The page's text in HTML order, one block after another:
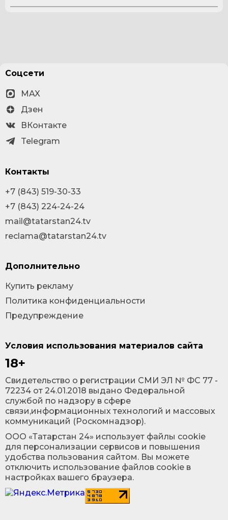
Условия использования материалов сайта
18+
Cвидетельство о регистрации СМИ ЭЛ № ФС 77 -
72234 от 24.01.2018 выдано Федеральной
службой по надзору в сфере
связи,информационных технологий и массовых
коммуникаций (Роскомнадзор).
ООО «Татарстан 24» использует файлы cookie
для персонализации сервисов и повышения
удобства пользования сайтом. Вы можете
отключить использование файлов cookie в
настройках вашего браузера.
Соцсети
MAX
Дзен
ВКонтакте
Telegram
Контакты
+7 (843) 519-30-33
+7 (843) 224-24-24
mail@tatarstan24.tv
reclama@tatarstan24.tv
Дополнительно
Купить рекламу
Политика конфиденциальности
Предупреждение